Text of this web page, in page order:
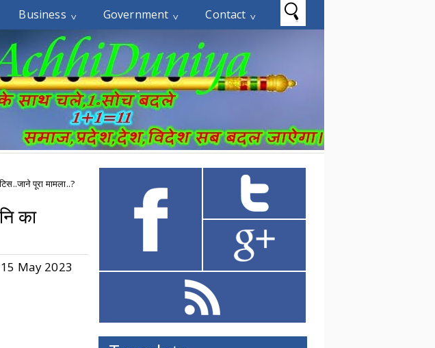
Business Government Contact
पूरा मामला..?
का
15 May 2023